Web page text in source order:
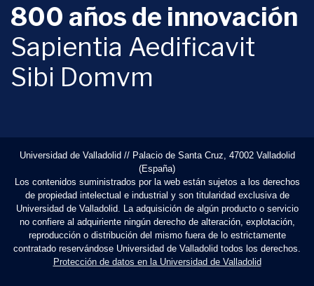
800 años de innovación
Sapientia Aedificavit
Sibi Domvm
Universidad de Valladolid // Palacio de Santa Cruz, 47002 Valladolid
(España)
Los contenidos suministrados por la web están sujetos a los derechos
de propiedad intelectual e industrial y son titularidad exclusiva de
Universidad de Valladolid. La adquisición de algún producto o servicio
no confiere al adquiriente ningún derecho de alteración, explotación,
reproducción o distribución del mismo fuera de lo estrictamente
contratado reservándose Universidad de Valladolid todos los derechos.
Protección de datos en la Universidad de Valladolid